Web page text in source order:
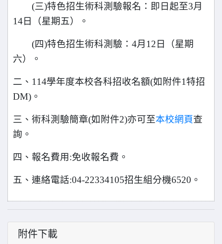
(三)特色招生術科測驗報名：即日起至3月
14日（星期五）。
(四)特色招生術科測驗：4月12日（星期
六）。
二、114學年度本校各科招收名額(如附件1特招
DM)。
三、術科測驗簡章(如附件2)亦可至本校網頁查
詢。
四、報名費用:免收報名費。
五、連絡電話:04-22334105招生組分機6520。
附件下載